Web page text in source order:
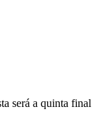
será a quinta final